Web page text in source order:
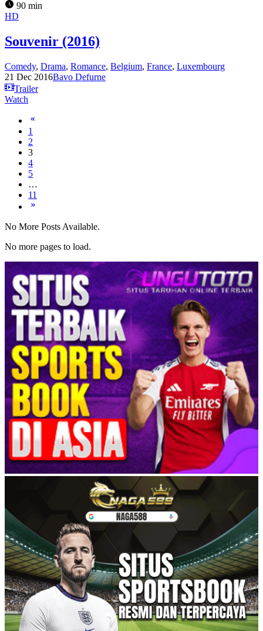
90 min
HD
Souvenir (2016)
Comedy, Drama, Romance, Belgium, France, Luxembourg
21 Dec 2016Bavo Defurne
Trailer
Watch
1
2
3
4
5
…
11
No More Posts Available.
No more pages to load.